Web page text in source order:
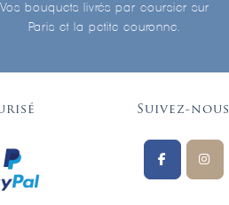
Vos bouquets livrés par coursier sur
Paris et la petite couronne.
Suivez-nous